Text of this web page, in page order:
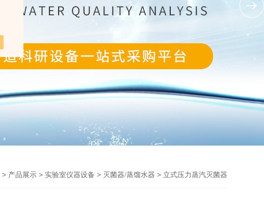
> 产品展示 > 实验室仪器设备 > 灭菌器/蒸馏水器 > 立式压力蒸汽灭菌器